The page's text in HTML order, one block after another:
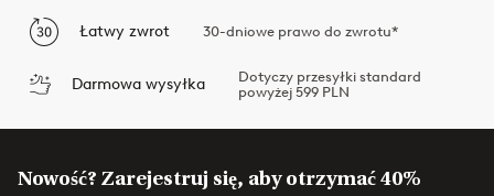
Łatwy zwrot 30-dniowe prawo do zwrotu*
Darmowa wysyłka
Dotyczy przesyłki standard
powyżej 599 PLN
Nowość? Zarejestruj się, aby otrzymać 40%